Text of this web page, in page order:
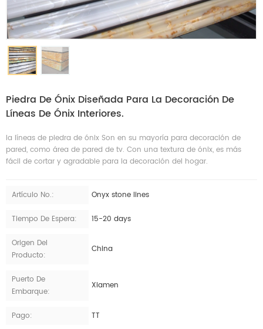
Piedra De Ónix Diseñada Para La Decoración De
Líneas De Ónix Interiores.
la líneas de piedra de ónix Son en su mayoría para decoración de
pared, como área de pared de tv. Con una textura de ónix, es más
fácil de cortar y agradable para la decoración del hogar.
Artículo No.: Onyx stone lines
Tiempo De Espera: 15-20 days
Origen Del
Producto:
China
Puerto De
Embarque:
Xiamen
Pago: TT